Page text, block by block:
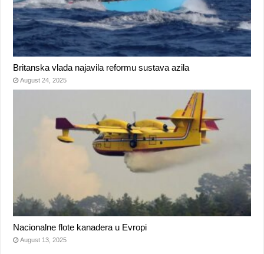
Britanska vlada najavila reformu sustava azila
August 24, 2025
Nacionalne flote kanadera u Evropi
August 13, 2025